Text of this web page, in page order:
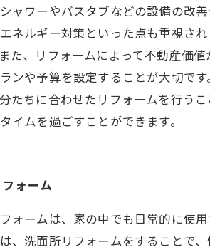
ャワーやバスタブなどの設備の改
ネルギー対策といった点も重視さ
た、リフォームによって不動産価
ンや予算を設定することが大切で
たちに合わせたリフォームを行う
イムを過ごすことができます。
ォーム
ォームは、家の中でも日常的に使
、洗面所リフォームをすることで